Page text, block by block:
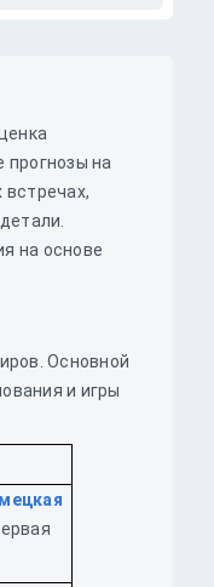
на
на основе
Основной
и игры